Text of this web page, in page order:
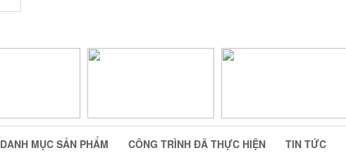
DANH MỤC SẢN PHẨM CÔNG TRÌNH ĐÃ THỰC HIỆN TIN TỨC